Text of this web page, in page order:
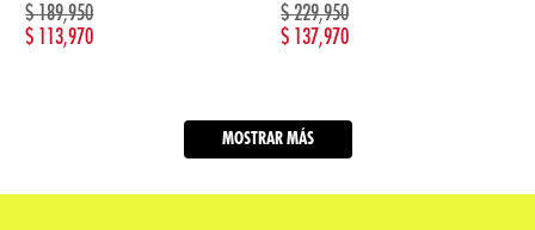
$189,950
$ 113,970
$229,950
$ 137,970
MOSTRAR MÁS